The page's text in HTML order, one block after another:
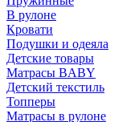
В рулоне
Кровати
Подушки и одеяла
Детские товары
Матрасы BABY
Детский текстиль
Топперы
Матрасы в рулоне